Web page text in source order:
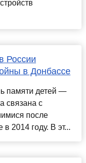
России
в Донбассе
памяти детей —
связана с
после
в 2014 году. В эт...